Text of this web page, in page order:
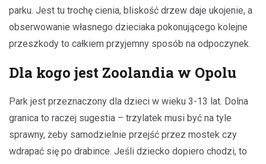
parku. Jest tu trochę cienia, bliskość drzew daje ukojenie, a
obserwowanie własnego dzieciaka pokonującego kolejne
przeszkody to całkiem przyjemny sposób na odpoczynek.
Dla kogo jest Zoolandia w Opolu
Park jest przeznaczony dla dzieci w wieku 3-13 lat. Dolna
granica to raczej sugestia – trzylatek musi być na tyle
sprawny, żeby samodzielnie przejść przez mostek czy
wdrapać się po drabince. Jeśli dziecko dopiero chodzi, to